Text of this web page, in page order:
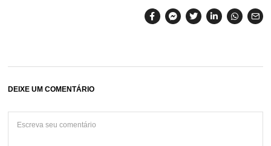
DEIXE UM COMENTÁRIO